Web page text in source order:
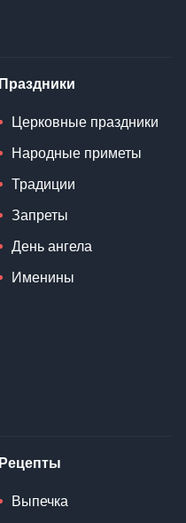
Праздники
Церковные праздники
Народные приметы
Традиции
Запреты
День ангела
Именины
Рецепты
Выпечка